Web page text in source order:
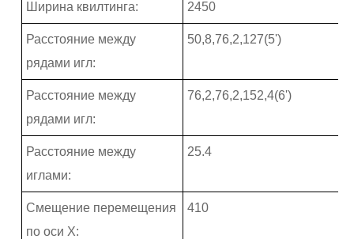
Ширина квилтинга: 2450
Расстояние между
рядами игл:
50,8,76,2,127(5')
Расстояние между
рядами игл:
76,2,76,2,152,4(6')
Расстояние между
иглами:
25.4
Смещение перемещения
по оси X:
410